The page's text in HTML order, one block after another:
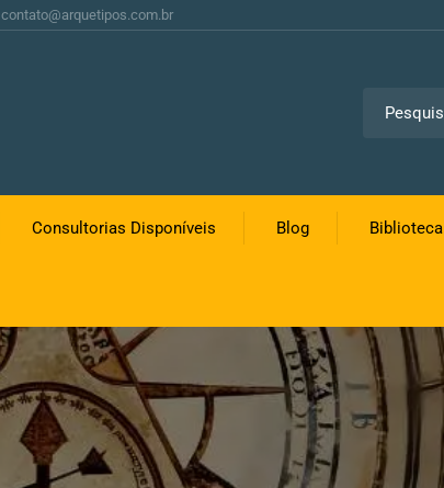
contato@arquetipos.com.br
Consultorias Disponíveis Blog Biblioteca